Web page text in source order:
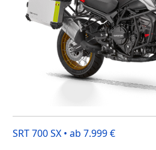
SRT 700 SX • ab 7.999 €